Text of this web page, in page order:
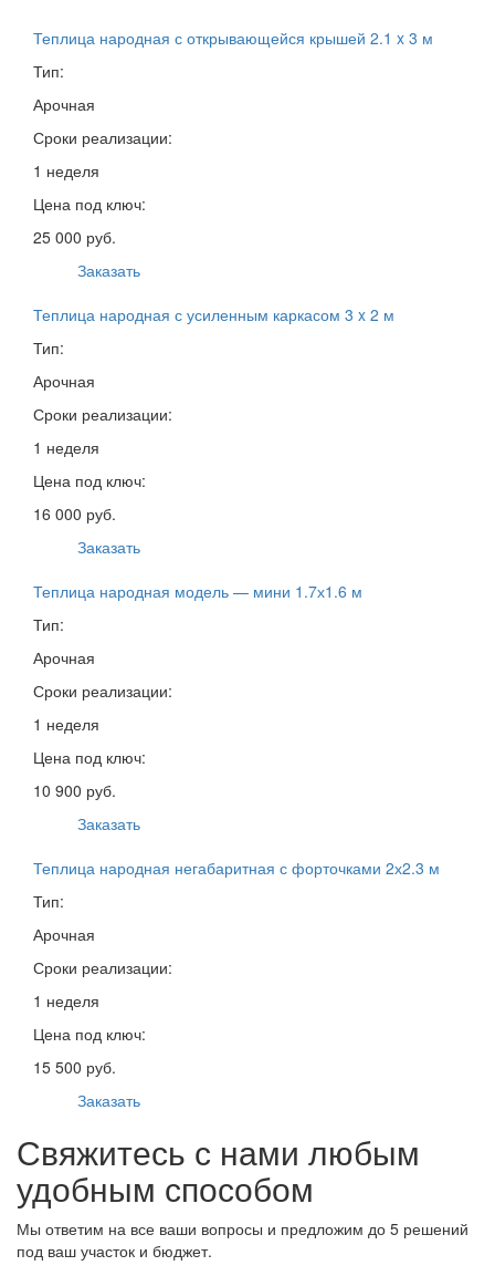
Теплица народная с открывающейся крышей 2.1 x 3 м
Тип:
Арочная
Сроки реализации:
1 неделя
Цена под ключ:
25 000 руб.
Заказать
Теплица народная с усиленным каркасом 3 x 2 м
Тип:
Арочная
Сроки реализации:
1 неделя
Цена под ключ:
16 000 руб.
Заказать
Теплица народная модель — мини 1.7х1.6 м
Тип:
Арочная
Сроки реализации:
1 неделя
Цена под ключ:
10 900 руб.
Заказать
Теплица народная негабаритная с форточками 2х2.3 м
Тип:
Арочная
Сроки реализации:
1 неделя
Цена под ключ:
15 500 руб.
Заказать
Свяжитесь с нами любым
удобным способом
Мы ответим на все ваши вопросы и предложим до 5 решений
под ваш участок и бюджет.